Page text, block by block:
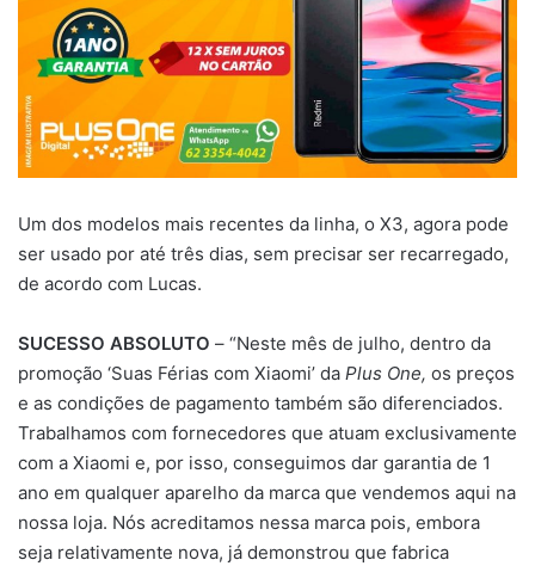
Um dos modelos mais recentes da linha, o X3, agora pode
ser usado por até três dias, sem precisar ser recarregado,
de acordo com Lucas.
SUCESSO ABSOLUTO – “Neste mês de julho, dentro da
promoção ‘Suas Férias com Xiaomi’ da Plus One, os preços
e as condições de pagamento também são diferenciados.
Trabalhamos com fornecedores que atuam exclusivamente
com a Xiaomi e, por isso, conseguimos dar garantia de 1
ano em qualquer aparelho da marca que vendemos aqui na
nossa loja. Nós acreditamos nessa marca pois, embora
seja relativamente nova, já demonstrou que fabrica